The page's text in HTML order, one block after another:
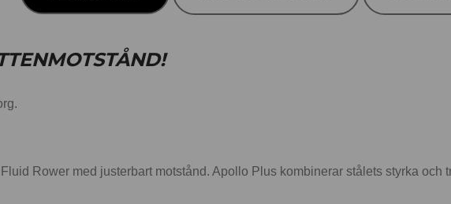
Rower med justerbart motstånd. Apollo Plus kombinerar stålets styrka och